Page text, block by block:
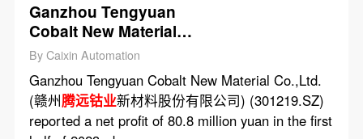
Ganzhou Tengyuan
Cobalt New Material
Co.,Ltd.’s Net Profit
Dropped 85.2% in First
Half of 2023
By Caixin Automation
Ganzhou Tengyuan Cobalt New Material Co.,Ltd.
(赣州腾远钴业新材料股份有限公司) (301219.SZ)
reported a net profit of 80.8 million yuan in the first